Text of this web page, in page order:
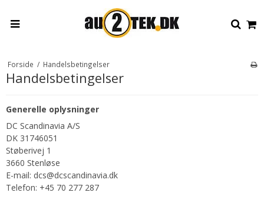
Forside / Handelsbetingelser
Handelsbetingelser
Generelle oplysninger
DC Scandinavia A/S
DK 31746051
Støberivej 1
3660 Stenløse
E-mail: dcs@dcscandinavia.dk
Telefon: +45 70 277 287